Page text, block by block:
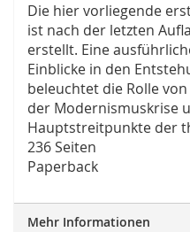
Die hier vorliegende
ist nach der letzten
erstellt. Eine
Einblicke in den
beleuchtet die Rolle
der Modernismuskrise
Hauptstreitpunkte der
236 Seiten
Paperback
Mehr Informationen